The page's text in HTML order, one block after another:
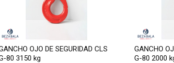
OJO DE SEGURIDAD CLS
80 3150 kg
GANCHO
G-80 2000